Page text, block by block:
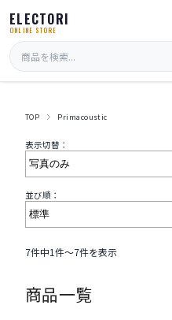
ELECTORI
ONLINE STORE
TOP Primacoustic
表示切替：
並び順：
7件中1件～7件を表示
商品一覧